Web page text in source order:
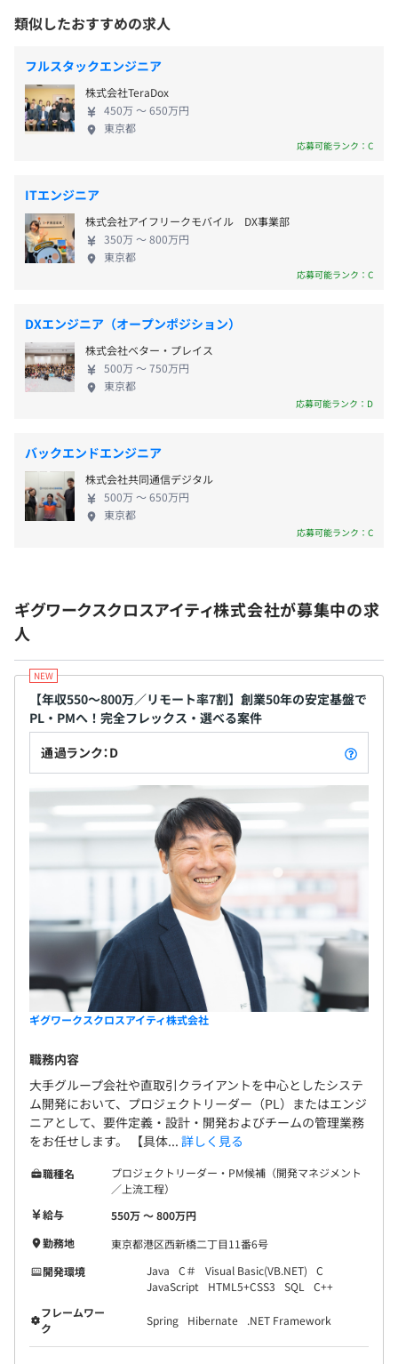
・部内研修他あり
【研修制度】
・ビジネスマナー研修
・新人研修＜技術研修＞
・管理職研修
講することが可能）
評価は目標に対する≪自己評価≫と≪上司評価≫を照らし
合わせながら、不満や偏りのないように行っております。
また下記のように、表彰制度などもあり、評価されている
社員は会社として表彰する機会も設けております。
➡新人・若手・中堅社員問わずアイデアを募集していま
す。ぜひ、入社後に新規事業を考えてみませんか？
各事業所の組織構成や平均年齢（幅）、取り扱うプロジェ
クト一覧です。経験や希望に応じて配属を決定しますが、
大手企業のシステム開発中心のため、エンジニアとして価
値ある経験を積むことができます。また自社開発チームで
は、自身の企画やアイディアを生かした業務ができますの
で希望するキャリアを選考でお伝え下さい。
●東京227名
①57名 38.8才(23-59)：保険および大手通信会社グルー
プ案件
②40名 39.2才(23-56)：インフラ系案件（少数精鋭）
③63名 39.5才(23-59)：大手Sierやネット関連サービス
企業案件
④27名 37.1才(22-59)：大手Sierグループのシステム開
発及びインフラ構築案件
どの自社サービス改良や新製品開発
●静岡67名
①67名 44才(26-63)：静岡地場案件およびシステム評価
案件
①35名 35才(22-59)：大手製造メーカー案件（開発・検
証）
ンフラ構築案件
・育児休暇
・介護休暇
・慶弔休暇
昇給：年1回（7月）
社会保険完備（健康保険・厚生年金・労災・雇用）
試用期間：3ヶ月（条件等は変わりません）
いった社会が必要とする技術や概念を積極的に取り
入れ、多くのお客様にとって、価値あるサービスを
創造していきます。
類似したおすすめの求人
フルスタックエンジニア
株式会社TeraDox
450万 〜 650万円
東京都
応募可能ランク：C
ITエンジニア
株式会社アイフリークモバイル DX事業部
350万 〜 800万円
東京都
応募可能ランク：C
DXエンジニア（オープンポジション）
株式会社ベター・プレイス
500万 〜 750万円
東京都
応募可能ランク：D
バックエンドエンジニア
株式会社共同通信デジタル
500万 〜 650万円
東京都
応募可能ランク：C
ギグワークスクロスアイティ株式会社が募集中の求
人
【年収550〜800万／リモート率7割】創業50年の安定基盤で
PL・PMへ！完全フレックス・選べる案件
通過ランク：D
ギグワークスクロスアイティ株式会社
職務内容
大手グループ会社や直取引クライアントを中心としたシステ
ム開発において、プロジェクトリーダー（PL）またはエンジ
ニアとして、要件定義・設計・開発およびチームの管理業務
をお任せします。 【具体... 詳しく見る
職種名
プロジェクトリーダー・PM候補（開発マネジメント
／上流工程）
給与
550万 〜 800万円
勤務地
東京都港区西新橋二丁目11番6号
開発環境
Java C＃ Visual Basic(VB.NET)
C
JavaScript
HTML5+CSS3 SQL
C++
フレームワー
ク
Spring Hibernate .NET Framework